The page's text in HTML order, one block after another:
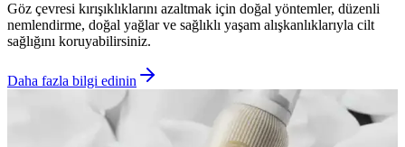
Göz çevresi kırışıklıklarını azaltmak için doğal yöntemler, düzenli
nemlendirme, doğal yağlar ve sağlıklı yaşam alışkanlıklarıyla cilt
sağlığını koruyabilirsiniz.
Daha fazla bilgi edinin